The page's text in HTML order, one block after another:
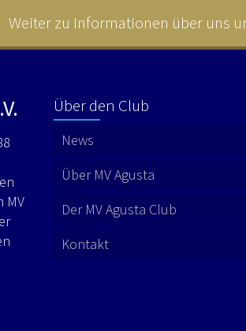
Weiter zu Informationen über uns
MV
Über den Club
News
Über MV Agusta
Der MV Agusta Club
Kontakt